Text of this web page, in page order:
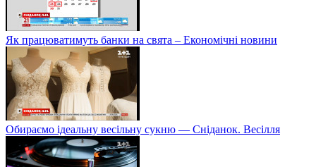
Як працюватимуть банки на свята – Економічні новини
Обираємо ідеальну весільну сукню — Сніданок. Весілля